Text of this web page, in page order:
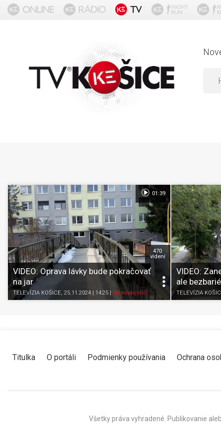
VIDEO: Oprava lávky bude pokračovať
na jar
TELEVÍZIA KOŠICE, 25.11.2024 | 14:25 Spravodajstvo
470
videní
01:39
VIDEO:
ale
TELEVÍZIA
Titulka O portáli Podmienky používania Ochrana
Všetky práva vyhradené. Publikovanie